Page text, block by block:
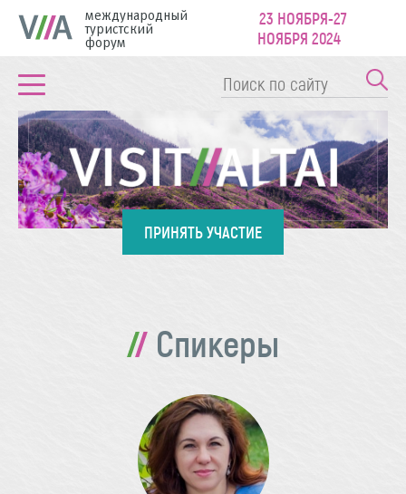
международный
туристский
форум
23 НОЯБРЯ-27
НОЯБРЯ 2024
ПРИНЯТЬ УЧАСТИЕ
Спикеры